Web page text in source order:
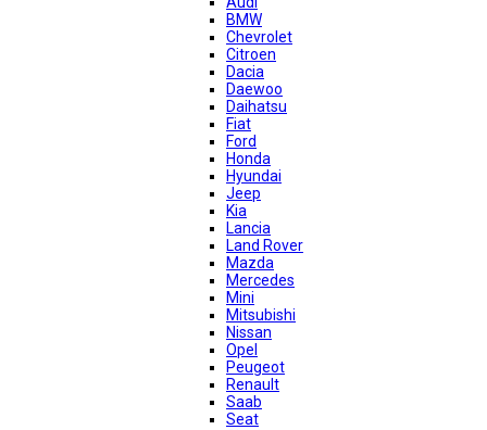
BMW
Chevrolet
Citroen
Dacia
Daewoo
Daihatsu
Fiat
Ford
Honda
Hyundai
Jeep
Kia
Lancia
Land Rover
Mazda
Mercedes
Mini
Mitsubishi
Nissan
Opel
Peugeot
Renault
Saab
Seat